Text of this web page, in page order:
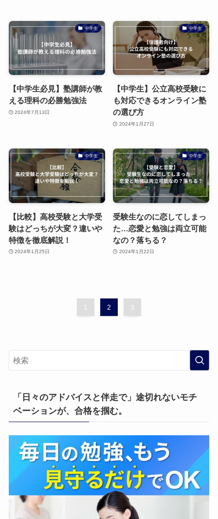
中学生
【中学生必見】塾講師が教
える理科の必勝勉強法
2024年7月13日
中学生
【中学生】公立高校受験に
も対応できるオンライン塾
の選び方
2024年1月27日
中学生
【比較】高校受験と大学受
験はどっちが大変？違いや
特徴を徹底解説！
2024年1月25日
中学生
受験生なのに恋してしまっ
た…恋愛と勉強は両立可能
なの？落ちる？
2024年1月22日
1 2 3
「日々のアドバイスと伴走で」途切れないモチ
ベーションが、合格を掴む。